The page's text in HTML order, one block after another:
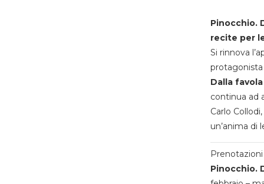
Pinocchio.
recite per
Si rinnova
protagonista
Dalla
continua ad
Carlo
un’anima di
Pinocchio.